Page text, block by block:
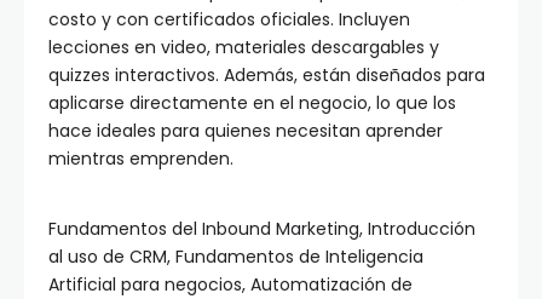
costo y con certificados oficiales. Incluyen
lecciones en video, materiales descargables y
quizzes interactivos. Además, están diseñados para
aplicarse directamente en el negocio, lo que los
hace ideales para quienes necesitan aprender
mientras emprenden.
Fundamentos del Inbound Marketing, Introducción
al uso de CRM, Fundamentos de Inteligencia
Artificial para negocios, Automatización de